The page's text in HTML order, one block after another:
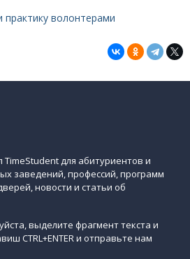
практику волонтерами
для абитуриентов и
заведений, профессий, программ
новости и статьи об
выделите фрагмент текста и
CTRL+ENTER и отправьте нам